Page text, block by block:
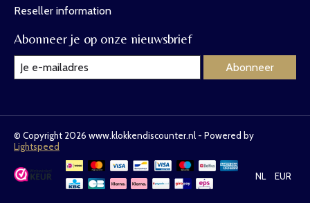
Reseller information
Abonneer je op onze nieuwsbrief
Abonneer
© Copyright 2026 www.klokkendiscounter.nl - Powered by
Lightspeed
NL EUR